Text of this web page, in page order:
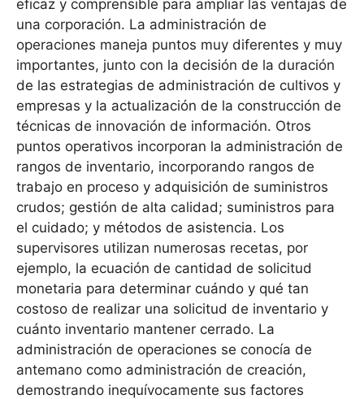
eficaz y comprensible para ampliar las ventajas de
una corporación. La administración de
operaciones maneja puntos muy diferentes y muy
importantes, junto con la decisión de la duración
de las estrategias de administración de cultivos y
empresas y la actualización de la construcción de
técnicas de innovación de información. Otros
puntos operativos incorporan la administración de
rangos de inventario, incorporando rangos de
trabajo en proceso y adquisición de suministros
crudos; gestión de alta calidad; suministros para
el cuidado; y métodos de asistencia. Los
supervisores utilizan numerosas recetas, por
ejemplo, la ecuación de cantidad de solicitud
monetaria para determinar cuándo y qué tan
costoso de realizar una solicitud de inventario y
cuánto inventario mantener cerrado. La
administración de operaciones se conocía de
antemano como administración de creación,
demostrando inequívocamente sus factores